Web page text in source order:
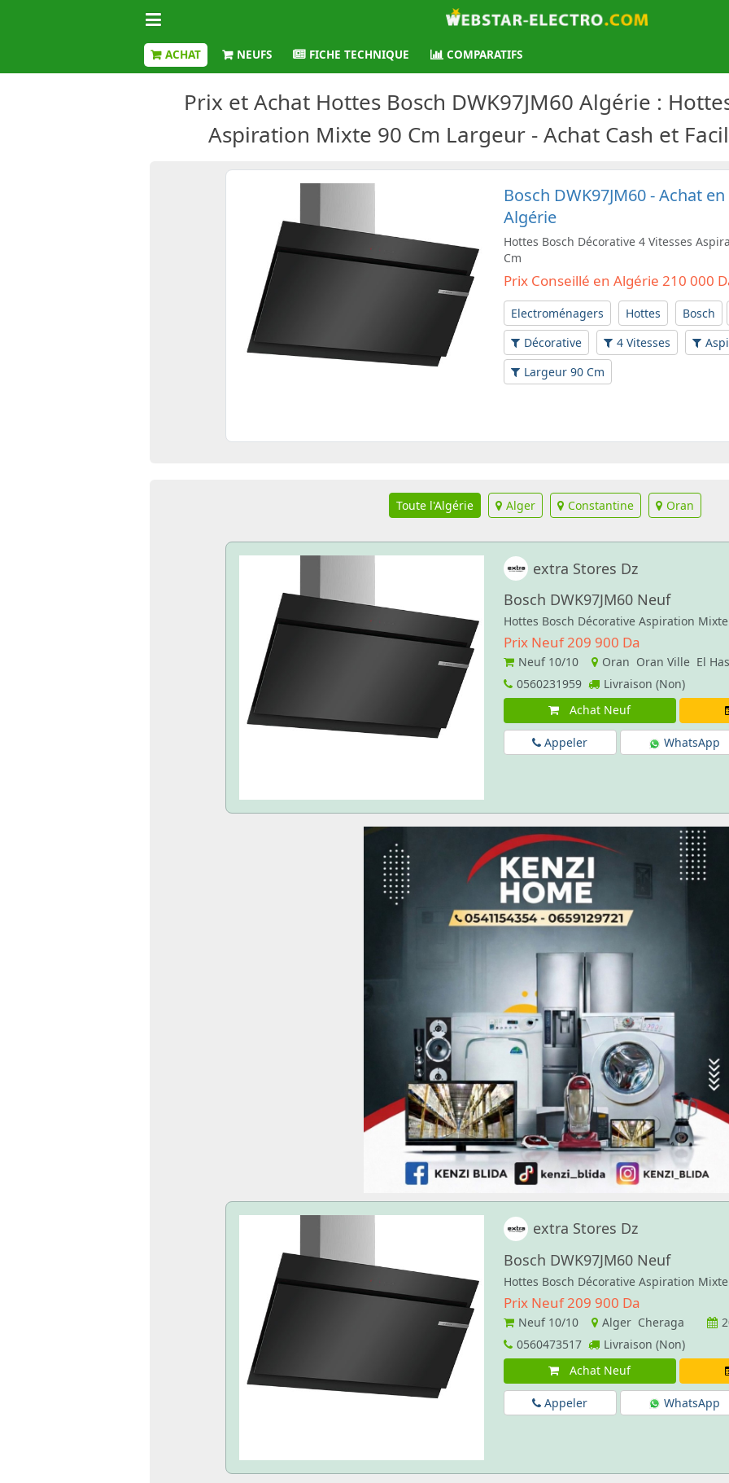
ACHAT NEUFS FICHE TECHNIQUE COMPARATIFS
Prix et Achat Hottes Bosch DWK97JM60 Algérie :
Aspiration Mixte 90 Cm Largeur - Achat Cash et
Bosch DWK97JM60 - Achat
Algérie
Hottes Bosch Décorative 4 Vitesses
Cm
Prix Conseillé en Algérie 210 000
Electroménagers Hottes
Bosch
Décorative
4 Vitesses
Largeur 90 Cm
Toute l'Algérie Alger Constantine Oran
extra Stores Dz
Bosch DWK97JM60 Neuf
Hottes Bosch Décorative Aspiration
Prix Neuf 209 900 Da
Neuf 10/10
Oran Oran Ville El
0560231959
Livraison (Non)
Achat Neuf
Appeler WhatsApp
extra Stores Dz
Bosch DWK97JM60 Neuf
Hottes Bosch Décorative Aspiration
Prix Neuf 209 900 Da
Neuf 10/10 Alger Cheraga
0560473517
Livraison (Non)
Achat Neuf
Appeler WhatsApp